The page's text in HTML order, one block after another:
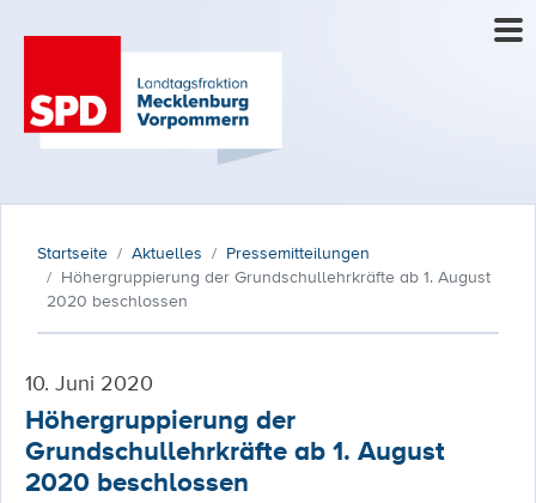
Startseite Aktuelles
Pressemitteilungen
Höhergruppierung der Grundschullehrkräfte ab 1. August
2020 beschlossen
10. Juni 2020
Höhergruppierung der
Grundschullehrkräfte ab 1. August
2020 beschlossen